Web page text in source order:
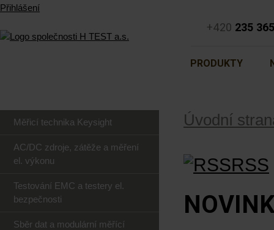
+420 235
PRODUKTY
Přihlášení
Úvodní
RSS
Měřicí technika Keysight
AC/DC zdroje, zátěže a měření
el. výkonu
Testování EMC a testery el.
bezpečnosti
Sběr dat a modulární měřící